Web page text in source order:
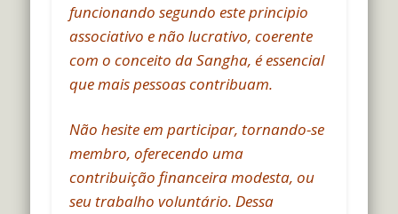
funcionando segundo este principio
associativo e não lucrativo, coerente
com o conceito da Sangha, é essencial
que mais pessoas contribuam.
Não hesite em participar, tornando-se
membro, oferecendo uma
contribuição financeira modesta, ou
seu trabalho voluntário. Dessa